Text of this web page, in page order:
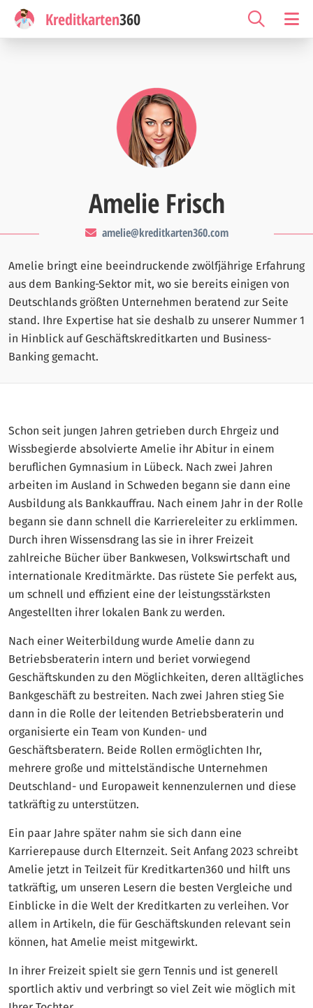
Kreditkarten360
Amelie Frisch
amelie@kreditkarten360.com
Amelie bringt eine beeindruckende zwölfjährige Erfahrung
aus dem Banking-Sektor mit, wo sie bereits einigen von
Deutschlands größten Unternehmen beratend zur Seite
stand. Ihre Expertise hat sie deshalb zu unserer Nummer 1
in Hinblick auf Geschäftskreditkarten und Business-
Banking gemacht.
Schon seit jungen Jahren getrieben durch Ehrgeiz und
Wissbegierde absolvierte Amelie ihr Abitur in einem
beruflichen Gymnasium in Lübeck. Nach zwei Jahren
arbeiten im Ausland in Schweden begann sie dann eine
Ausbildung als Bankkauffrau. Nach einem Jahr in der Rolle
begann sie dann schnell die Karriereleiter zu erklimmen.
Durch ihren Wissensdrang las sie in ihrer Freizeit
zahlreiche Bücher über Bankwesen, Volkswirtschaft und
internationale Kreditmärkte. Das rüstete Sie perfekt aus,
um schnell und effizient eine der leistungsstärksten
Angestellten ihrer lokalen Bank zu werden.
Nach einer Weiterbildung wurde Amelie dann zu
Betriebsberaterin intern und beriet vorwiegend
Geschäftskunden zu den Möglichkeiten, deren alltägliches
Bankgeschäft zu bestreiten. Nach zwei Jahren stieg Sie
dann in die Rolle der leitenden Betriebsberaterin und
organisierte ein Team von Kunden- und
Geschäftsberatern. Beide Rollen ermöglichten Ihr,
mehrere große und mittelständische Unternehmen
Deutschland- und Europaweit kennenzulernen und diese
tatkräftig zu unterstützen.
Ein paar Jahre später nahm sie sich dann eine
Karrierepause durch Elternzeit. Seit Anfang 2023 schreibt
Amelie jetzt in Teilzeit für Kreditkarten360 und hilft uns
tatkräftig, um unseren Lesern die besten Vergleiche und
Einblicke in die Welt der Kreditkarten zu verleihen. Vor
allem in Artikeln, die für Geschäftskunden relevant sein
können, hat Amelie meist mitgewirkt.
In ihrer Freizeit spielt sie gern Tennis und ist generell
sportlich aktiv und verbringt so viel Zeit wie möglich mit